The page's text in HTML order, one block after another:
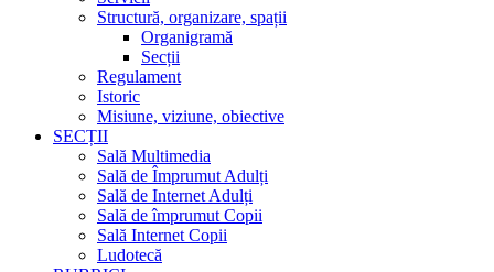
Structură, organizare, spații
Organigramă
Secții
Regulament
Istoric
Misiune, viziune, obiective
SECȚII
Sală Multimedia
Sală de Împrumut Adulți
Sală de Internet Adulți
Sală de împrumut Copii
Sală Internet Copii
Ludotecă